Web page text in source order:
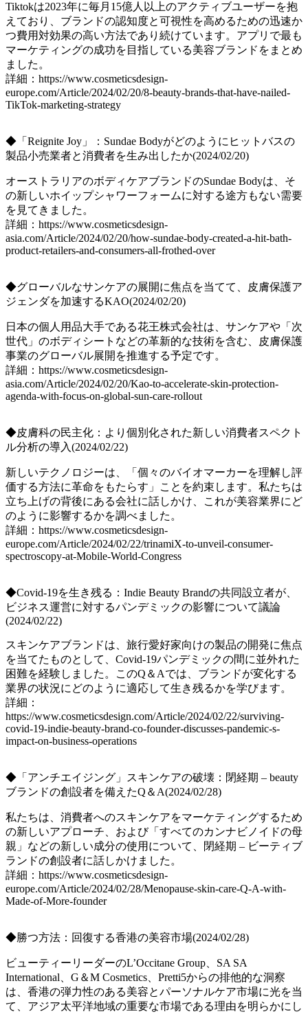
Tiktokは2023年に毎月15億人以上のアクティブユーザーを抱
えており、ブランドの認知度と可視性を高めるための迅速か
つ費用対効果の高い方法であり続けています。アプリで最も
マーケティングの成功を目指している美容ブランドをまとめ
ました。
詳細：https://www.cosmeticsdesign-
europe.com/Article/2024/02/20/8-beauty-brands-that-have-nailed-
TikTok-marketing-strategy
◆「Reignite Joy」：Sundae Bodyがどのようにヒットバスの
製品小売業者と消費者を生み出したか(2024/02/20)
オーストラリアのボディケアブランドのSundae Bodyは、そ
の新しいホイップシャワーフォームに対する途方もない需要
を見てきました。
詳細：https://www.cosmeticsdesign-
asia.com/Article/2024/02/20/how-sundae-body-created-a-hit-bath-
product-retailers-and-consumers-all-frothed-over
◆グローバルなサンケアの展開に焦点を当てて、皮膚保護ア
ジェンダを加速するKAO(2024/02/20)
日本の個人用品大手である花王株式会社は、サンケアや「次
世代」のボディシートなどの革新的な技術を含む、皮膚保護
事業のグローバル展開を推進する予定です。
詳細：https://www.cosmeticsdesign-
asia.com/Article/2024/02/20/Kao-to-accelerate-skin-protection-
agenda-with-focus-on-global-sun-care-rollout
◆皮膚科の民主化：より個別化された新しい消費者スペクト
ル分析の導入(2024/02/22)
新しいテクノロジーは、「個々のバイオマーカーを理解し評
価する方法に革命をもたらす」ことを約束します。私たちは
立ち上げの背後にある会社に話しかけ、これが美容業界にど
のように影響するかを調べました。
詳細：https://www.cosmeticsdesign-
europe.com/Article/2024/02/22/trinamiX-to-unveil-consumer-
spectroscopy-at-Mobile-World-Congress
◆Covid-19を生き残る：Indie Beauty Brandの共同設立者が、
ビジネス運営に対するパンデミックの影響について議論
(2024/02/22)
スキンケアブランドは、旅行愛好家向けの製品の開発に焦点
を当てたものとして、Covid-19パンデミックの間に並外れた
困難を経験しました。このQ＆Aでは、ブランドが変化する
業界の状況にどのように適応して生き残るかを学びます。
詳細：
https://www.cosmeticsdesign.com/Article/2024/02/22/surviving-
covid-19-indie-beauty-brand-co-founder-discusses-pandemic-s-
impact-on-business-operations
◆「アンチエイジング」スキンケアの破壊：閉経期 – beauty
ブランドの創設者を備えたQ＆A(2024/02/28)
私たちは、消費者へのスキンケアをマーケティングするため
の新しいアプローチ、および「すべてのカンナビノイドの母
親」などの新しい成分の使用について、閉経期 – ビーティブ
ランドの創設者に話しかけました。
詳細：https://www.cosmeticsdesign-
europe.com/Article/2024/02/28/Menopause-skin-care-Q-A-with-
Made-of-More-founder
◆勝つ方法：回復する香港の美容市場(2024/02/28)
ビューティーリーダーのL’Occitane Group、SA SA
International、G＆M Cosmetics、Pretti5からの排他的な洞察
は、香港の弾力性のある美容とパーソナルケア市場に光を当
て、アジア太平洋地域の重要な市場である理由を明らかにし